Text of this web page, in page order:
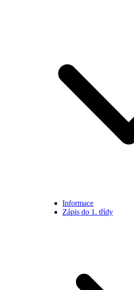
Informace
Zápis do 1. třídy